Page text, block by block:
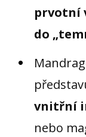
prvotní
do
vnitřní
nebo